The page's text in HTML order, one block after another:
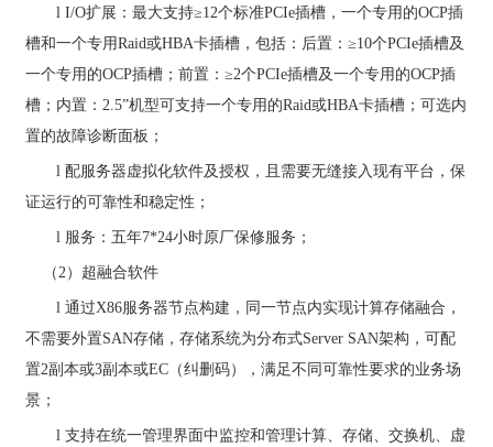
lI/O扩展：最大支持≥12个标准PCIe插槽，一个专用的OCP插
槽和一个专用Raid或HBA卡插槽，包括：后置：≥10个PCIe插槽及
一个专用的OCP插槽；前置：≥2个PCIe插槽及一个专用的OCP插
槽；内置：2.5”机型可支持一个专用的Raid或HBA卡插槽；可选内
置的故障诊断面板；
l配服务器虚拟化软件及授权，且需要无缝接入现有平台，保
证运行的可靠性和稳定性；
l 服务：五年7*24小时原厂保修服务 ；
（2）超融合软件
l通过X86服务器节点构建，同一节点内实现计算存储融合，
不需要外置SAN存储，存储系统为分布式Server SAN架构，可配
置2副本或3副本或EC （纠删码），满足不同可靠性要求的业务场
景；
l支持在统一管理界面中监控和管理计算、存储、交换机、虚